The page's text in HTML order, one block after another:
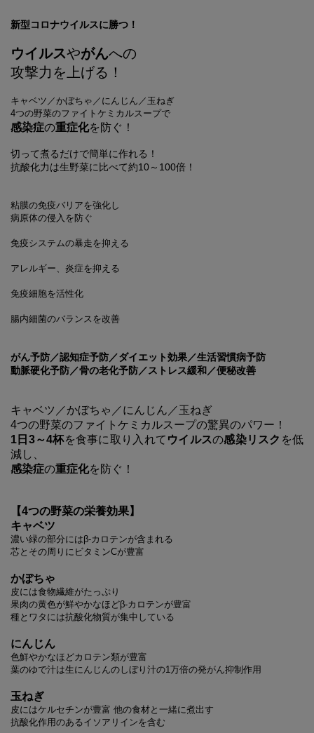
新型コロナウイルスに勝つ！
ウイルスやがんへの
攻撃力を上げる！
キャベツ／かぼちゃ／にんじん／玉ねぎ
4つの野菜のファイトケミカルスープで
感染症の重症化を防ぐ！
切って煮るだけで簡単に作れる！
抗酸化力は生野菜に比べて約10～100倍！
粘膜の免疫バリアを強化し
病原体の侵入を防ぐ
免疫システムの暴走を抑える
アレルギー、炎症を抑える
免疫細胞を活性化
腸内細菌のバランスを改善
がん予防／認知症予防／ダイエット効果／生活習慣病予防
動脈硬化予防／骨の老化予防／ストレス緩和／便秘改善
キャベツ／かぼちゃ／にんじん／玉ねぎ
4つの野菜のファイトケミカルスープの驚異のパワー！
1日3～4杯を食事に取り入れて ウイルスの感染リスク を低
減し、
感染症の重症化を防ぐ！
【4つの野菜の栄養効果】
キャベツ
濃い緑の部分にはβ-カロテンが含まれる
芯とその周りにビタミンCが豊富
かぼちゃ
皮には食物繊維がたっぷり
果肉の黄色が鮮やかなほどβ-カロテンが豊富
種とワタには抗酸化物質が集中している
にんじん
色鮮やかなほどカロテン類が豊富
葉のゆで汁は生にんじんのしぼり汁の1万倍の発がん抑制作用
玉ねぎ
皮にはケルセチンが豊富 他の食材と一緒に煮出す
抗酸化作用のあるイソアリインを含む